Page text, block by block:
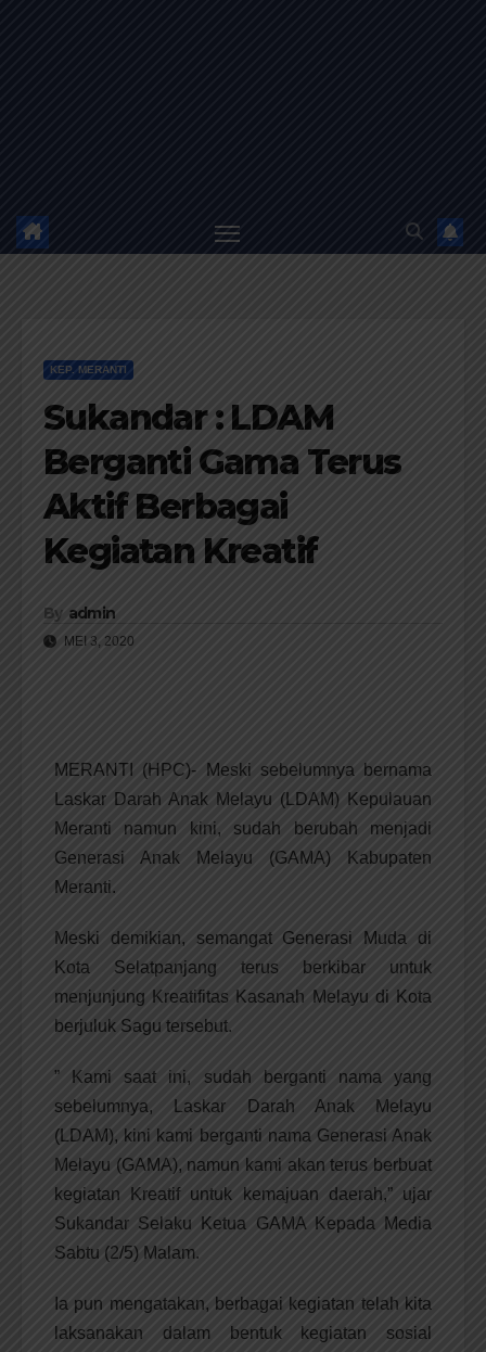
KEP. MERANTI
Sukandar : LDAM
Berganti Gama Terus
Aktif Berbagai
Kegiatan Kreatif
By admin
MEI 3, 2020
MERANTI (HPC)- Meski sebelumnya bernama
Laskar Darah Anak Melayu (LDAM) Kepulauan
Meranti namun kini, sudah berubah menjadi
Generasi Anak Melayu (GAMA) Kabupaten
Meranti.
Meski demikian, semangat Generasi Muda di
Kota Selatpanjang terus berkibar untuk
menjunjung Kreatifitas Kasanah Melayu di Kota
berjuluk Sagu tersebut.
” Kami saat ini, sudah berganti nama yang
sebelumnya, Laskar Darah Anak Melayu
(LDAM), kini kami berganti nama Generasi Anak
Melayu (GAMA), namun kami akan terus berbuat
kegiatan Kreatif untuk kemajuan daerah,” ujar
Sukandar Selaku Ketua GAMA Kepada Media
Sabtu (2/5) Malam.
Ia pun mengatakan, berbagai kegiatan telah kita
laksanakan dalam bentuk kegiatan sosial